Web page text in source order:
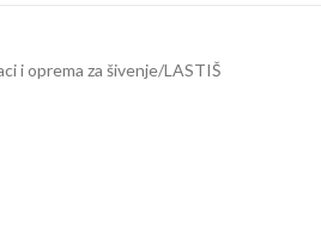
i oprema za šivenje/LASTIŠ